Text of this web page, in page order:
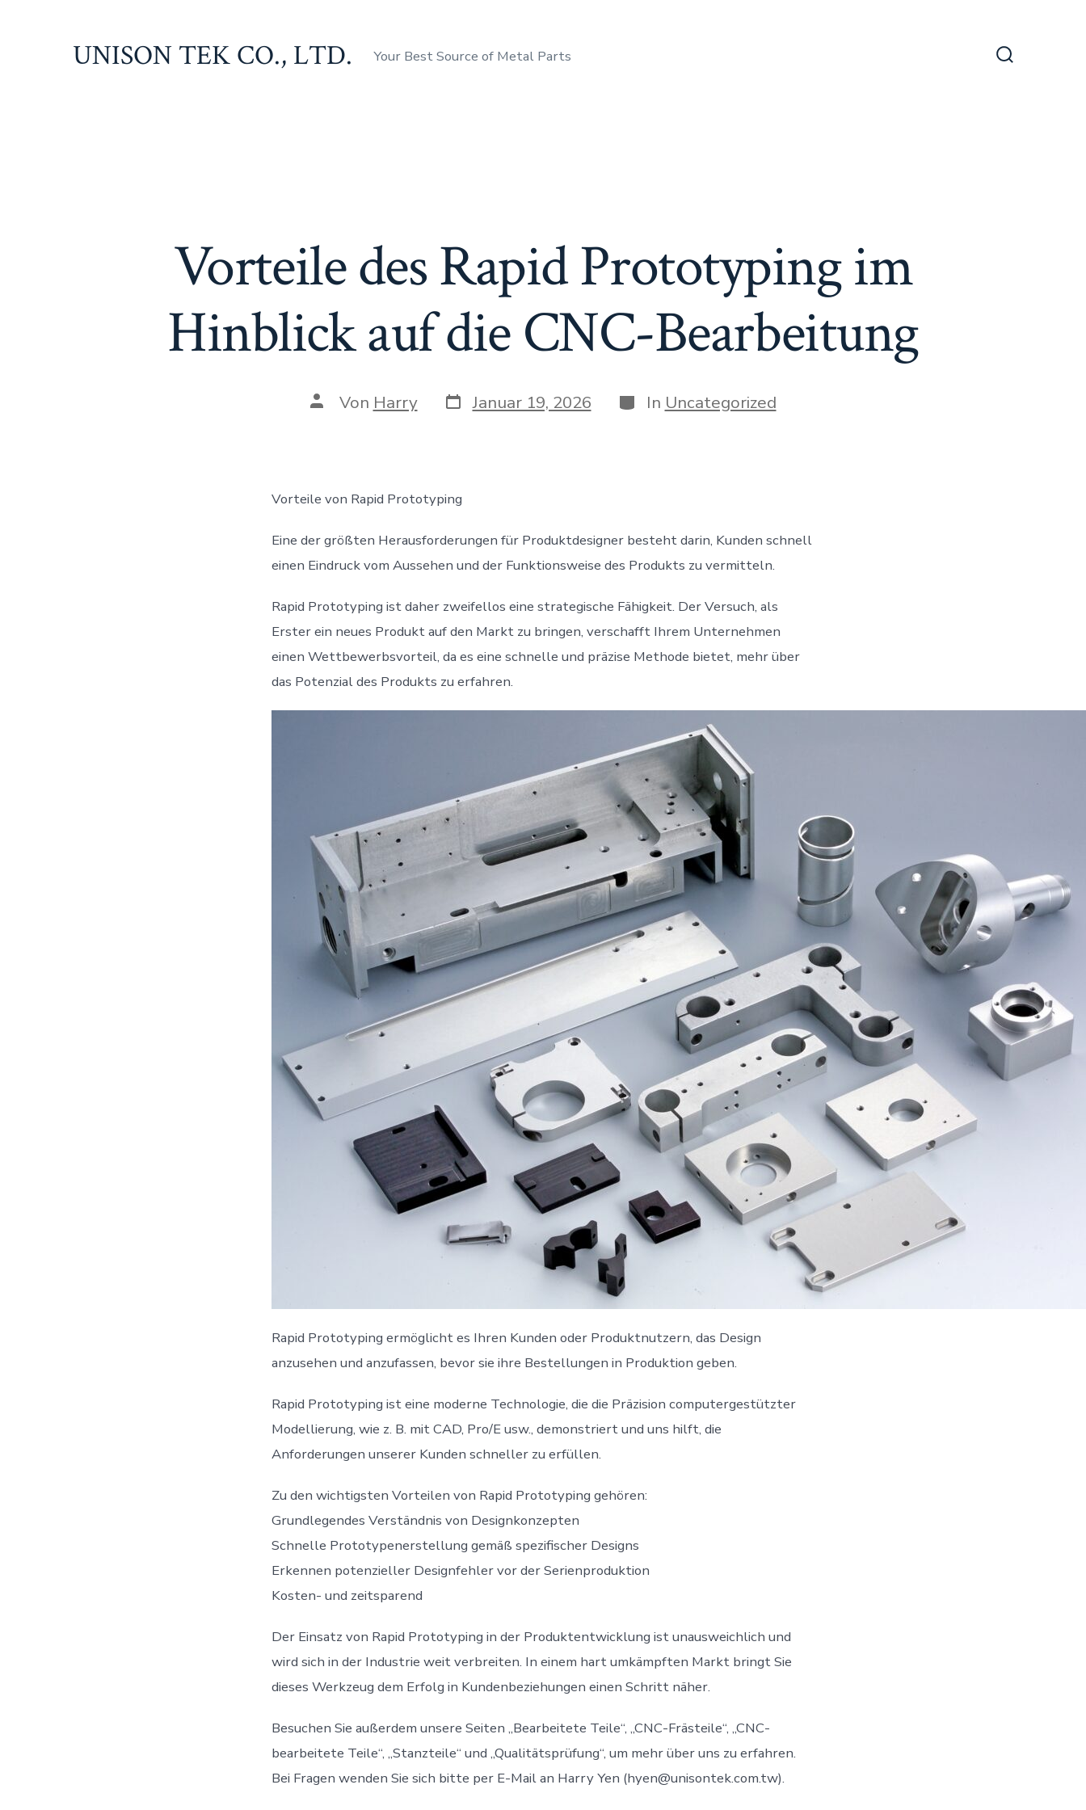
UNISON TEK CO., LTD. Your Best Source of Metal Parts
Vorteile des Rapid Prototyping im
Hinblick auf die CNC-Bearbeitung
Beitragsautor
Von Harry Veröffentlichungsdatum
Januar 19, 2026 Kategorien
In Uncategorized
Vorteile von Rapid Prototyping
Eine der größten Herausforderungen für Produktdesigner besteht darin, Kunden schnell
einen Eindruck vom Aussehen und der Funktionsweise des Produkts zu vermitteln.
Rapid Prototyping ist daher zweifellos eine strategische Fähigkeit. Der Versuch, als
Erster ein neues Produkt auf den Markt zu bringen, verschafft Ihrem Unternehmen
einen Wettbewerbsvorteil, da es eine schnelle und präzise Methode bietet, mehr über
das Potenzial des Produkts zu erfahren.
Rapid Prototyping ermöglicht es Ihren Kunden oder Produktnutzern, das Design
anzusehen und anzufassen, bevor sie ihre Bestellungen in Produktion geben.
Rapid Prototyping ist eine moderne Technologie, die die Präzision computergestützter
Modellierung, wie z. B. mit CAD, Pro/E usw., demonstriert und uns hilft, die
Anforderungen unserer Kunden schneller zu erfüllen.
Zu den wichtigsten Vorteilen von Rapid Prototyping gehören:
Grundlegendes Verständnis von Designkonzepten
Schnelle Prototypenerstellung gemäß spezifischer Designs
Erkennen potenzieller Designfehler vor der Serienproduktion
Kosten- und zeitsparend
Der Einsatz von Rapid Prototyping in der Produktentwicklung ist unausweichlich und
wird sich in der Industrie weit verbreiten. In einem hart umkämpften Markt bringt Sie
dieses Werkzeug dem Erfolg in Kundenbeziehungen einen Schritt näher.
Besuchen Sie außerdem unsere Seiten „Bearbeitete Teile“, „CNC-Frästeile“, „CNC-
bearbeitete Teile“, „Stanzteile“ und „Qualitätsprüfung“, um mehr über uns zu erfahren.
Bei Fragen wenden Sie sich bitte per E-Mail an Harry Yen (hyen@unisontek.com.tw).